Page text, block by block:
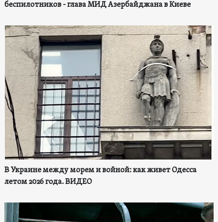
беспилотников - глава МИД Азербайджана в Киеве
В Украине между морем и войной: как живет Одесса
летом 2026 года. ВИДЕО